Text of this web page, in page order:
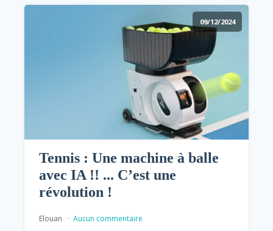
09/12/2024
Tennis : Une machine à balle
avec IA !! ... C’est une
révolution !
Elouan Aucun commentaire